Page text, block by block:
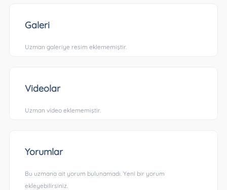
Galeri
Uzman galeriye resim eklememiştir.
Videolar
Uzman video eklememiştir.
Yorumlar
Bu uzmana ait yorum bulunamadı. Yeni bir yorum
ekleyebilirsiniz.